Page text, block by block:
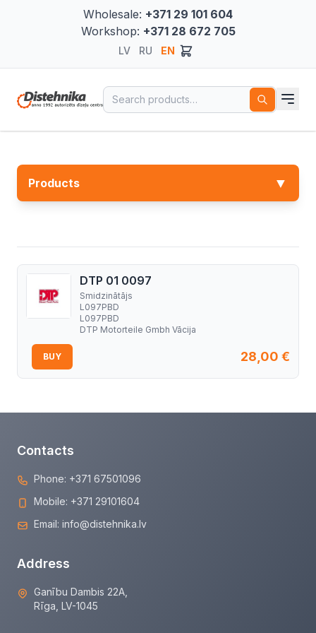
Wholesale: +371 29 101 604
Workshop: +371 28 672 705
LV RU EN
Search for:
Products ▼
DTP 01 0097
Smidzinātājs
L097PBD
L097PBD
DTP Motorteile Gmbh Vācija
28,00 €
BUY
Contacts
Phone: +371 67501096
Mobile: +371 29101604
Email: info@distehnika.lv
Address
Ganību Dambis 22A,
Rīga, LV-1045